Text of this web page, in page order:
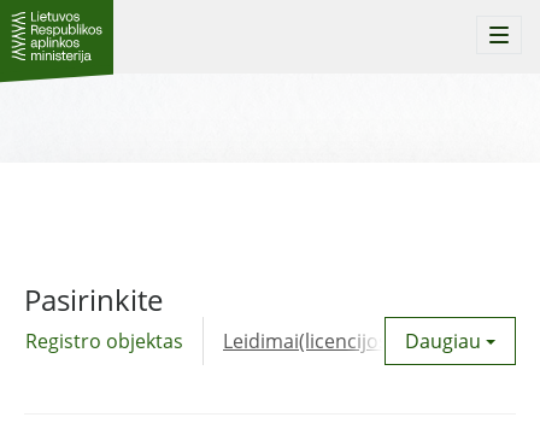
Pasirinkite
Registro objektas Leidimai(licencijos) Daugiau